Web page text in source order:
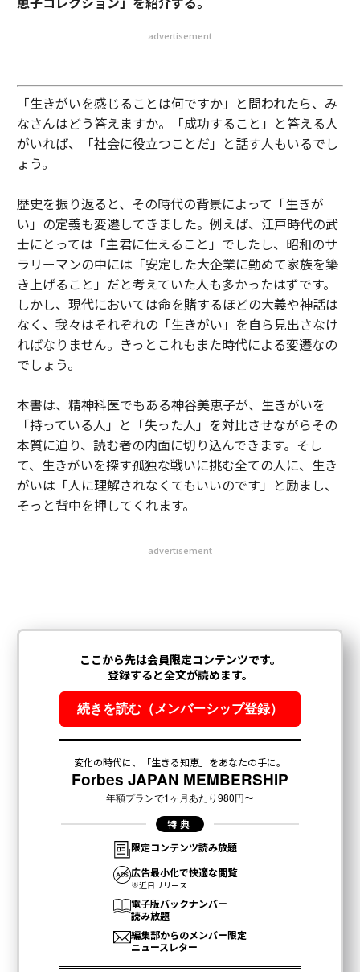
advertisement
「生きがいを感じることは何ですか」と問われたら、み
なさんはどう答えますか。「成功すること」と答える人
がいれば、「社会に役立つことだ」と話す人もいるでし
ょう。
歴史を振り返ると、その時代の背景によって「生きが
い」の定義も変遷してきました。例えば、江戸時代の武
士にとっては「主君に仕えること」でしたし、昭和のサ
ラリーマンの中には「安定した大企業に勤めて家族を築
き上げること」だと考えていた人も多かったはずです。
しかし、現代においては命を賭するほどの大義や神話は
なく、我々はそれぞれの「生きがい」を自ら見出さなけ
ればなりません。きっとこれもまた時代による変遷なの
でしょう。
本書は、精神科医でもある神谷美恵子が、生きがいを
「持っている人」と「失った人」を対比させながらその
本質に迫り、読む者の内面に切り込んできます。そし
て、生きがいを探す孤独な戦いに挑む全ての人に、生き
がいは「人に理解されなくてもいいのです」と励まし、
そっと背中を押してくれます。
advertisement